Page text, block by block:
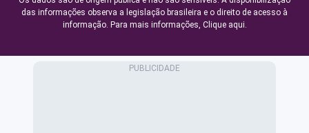
das informações observa a legislação brasileira e o direito de acesso à
informação. Para mais informações, Clique aqui.